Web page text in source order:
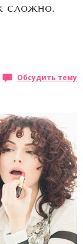
сложно.
Обсудить тему